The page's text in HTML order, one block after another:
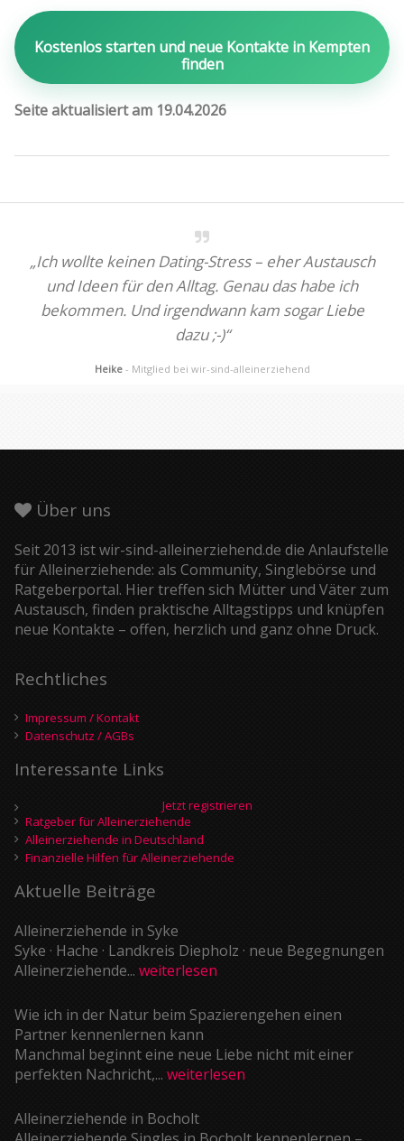
Kostenlos starten und neue Kontakte in Kempten
finden
Seite aktualisiert am 19.04.2026
„Ich wollte keinen Dating-Stress – eher Austausch
und Ideen für den Alltag. Genau das habe ich
bekommen. Und irgendwann kam sogar Liebe
dazu ;-)“
Heike - Mitglied bei wir-sind-alleinerziehend
Über uns
Seit 2013 ist wir-sind-alleinerziehend.de die Anlaufstelle
für Alleinerziehende: als Community, Singlebörse und
Ratgeberportal. Hier treffen sich Mütter und Väter zum
Austausch, finden praktische Alltagstipps und knüpfen
neue Kontakte – offen, herzlich und ganz ohne Druck.
Rechtliches
Impressum / Kontakt
Datenschutz / AGBs
Interessante Links
Jetzt registrieren
Ratgeber für Alleinerziehende
Alleinerziehende in Deutschland
Finanzielle Hilfen für Alleinerziehende
Aktuelle Beiträge
Alleinerziehende in Syke
Syke · Hache · Landkreis Diepholz · neue Begegnungen
Alleinerziehende... weiterlesen
Wie ich in der Natur beim Spazierengehen einen
Partner kennenlernen kann
Manchmal beginnt eine neue Liebe nicht mit einer
perfekten Nachricht,... weiterlesen
Alleinerziehende in Bocholt